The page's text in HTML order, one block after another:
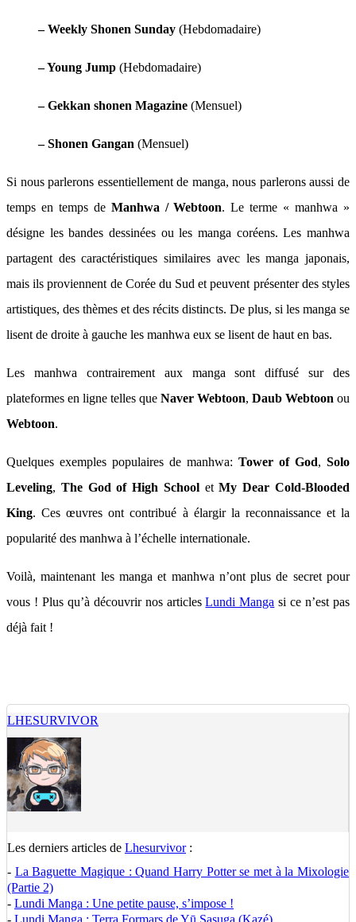
– Weekly Shonen Sunday (Hebdomadaire)
– Young Jump (Hebdomadaire)
– Gekkan shonen Magazine (Mensuel)
– Shonen Gangan (Mensuel)
Si nous parlerons essentiellement de manga, nous parlerons aussi de
temps en temps de Manhwa / Webtoon. Le terme « manhwa »
désigne les bandes dessinées ou les manga coréens. Les manhwa
partagent des caractéristiques similaires avec les manga japonais,
mais ils proviennent de Corée du Sud et peuvent présenter des styles
artistiques, des thèmes et des récits distincts. De plus, si les manga se
lisent de droite à gauche les manhwa eux se lisent de haut en bas.
Les manhwa contrairement aux manga sont diffusé sur des
plateformes en ligne telles que Naver Webtoon, Daub Webtoon ou
Webtoon.
Quelques exemples populaires de manhwa: Tower of God, Solo
Leveling, The God of High SchooletMy Dear Cold-Blooded
King. Ces œuvres ont contribué à élargir la reconnaissance et la
popularité des manhwa à l’échelle internationale.
Voilà, maintenant les manga et manhwa n’ont plus de secret pour
vous ! Plus qu’à découvrir nos articlesLundi Manga si ce n’est pas
déjà fait !
LHESURVIVOR
Les derniers articles de Lhesurvivor:
- La Baguette Magique : Quand Harry Potter se met à la Mixologie
(Partie 2)
- Lundi Manga : Une petite pause, s’impose !
- Lundi Manga : Terra Formars de Yū Sasuga (Kazé)